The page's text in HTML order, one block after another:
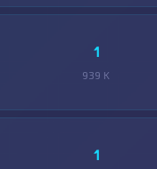
1
939 K
1